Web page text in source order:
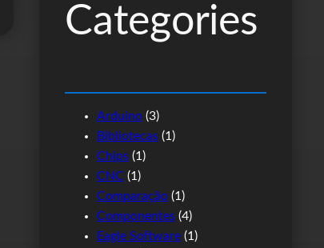
a
Categories
Arduino (3)
Bibliotecas (1)
Chips (1)
CNC (1)
Comparação (1)
Componentes (4)
Eagle Software (1)